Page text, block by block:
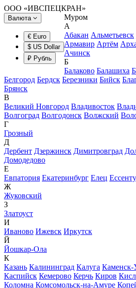
ООО «ИВСПЕЦКРАН»
Валюта
€ Euro
$ US Dollar
₽ Рубль
Муром
А
Абакан Альметьевск
Армавир Артём
Ачинск
Б
Балаково Балашиха
Белгород Бердск Березники Бийск
Брянск
В
Великий Новгород Владивосток
Волгоград Волгодонск Волжский
Г
Грозный
Д
Дербент Дзержинск Димитровград
Домодедово
Е
Евпатория Екатеринбург Елец
Ж
Жуковский
З
Златоуст
И
Иваново Ижевск Иркутск
Й
Йошкар-Ола
К
Казань Калининград Калуга Каменск-
Каспийск Кемерово Керчь Киров
Коломна Комсомольск-на-Амуре